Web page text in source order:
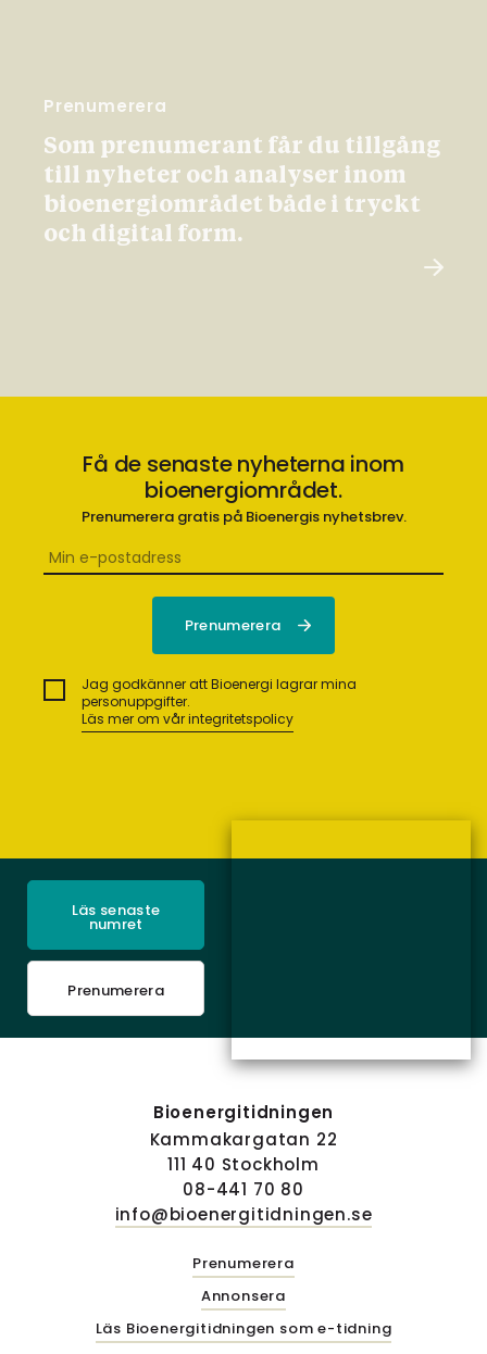
Prenumerera
Som prenumerant får du tillgång
till nyheter och analyser inom
bioenergiområdet både i tryckt
och digital form.
Få de senaste nyheterna inom
bioenergiområdet.
Prenumerera gratis på Bioenergis nyhetsbrev.
Jag godkänner att Bioenergi lagrar mina
personuppgifter.
Läs mer om vår integritetspolicy
Läs senaste
numret
Prenumerera
Bioenergitidningen
Kammakargatan 22
111 40 Stockholm
08-441 70 80
info@bioenergitidningen.se
Prenumerera
Annonsera
Läs Bioenergitidningen som e-tidning